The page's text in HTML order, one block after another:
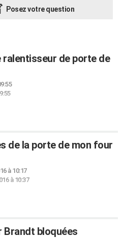
Posez votre question
de porte de
de la porte de mon four
à 10:17
à 10:37
Brandt bloquées